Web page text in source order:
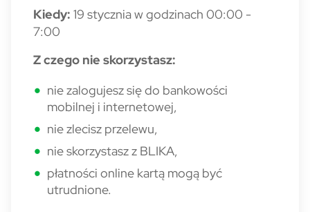
Kiedy: 19 stycznia w godzinach 00:00 -
7:00
Z czego nie skorzystasz:
nie zalogujesz się do bankowości
mobilnej i internetowej,
nie zlecisz przelewu,
nie skorzystasz z BLIKA,
płatności online kartą mogą być
utrudnione.